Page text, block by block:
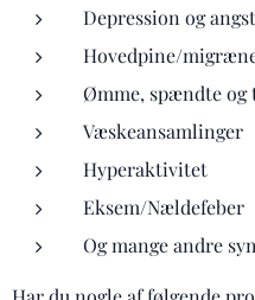
Depression og angst
Hovedpine/
Ømme, spændte
Væskeansamlinger
Hyperaktivitet
Eksem/Nældefeber
Og mange andre